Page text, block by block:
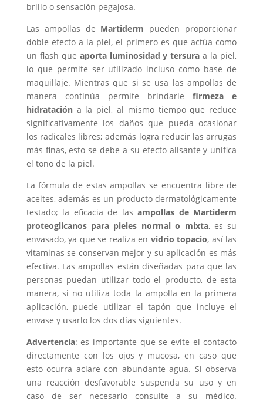
brillo o sensación pegajosa.
Las ampollas de Martiderm pueden proporcionar
doble efecto a la piel, el primero es que actúa como
un flash que aporta luminosidad y tersura a la piel,
lo que permite ser utilizado incluso como base de
maquillaje. Mientras que si se usa las ampollas de
manera continúa permite brindarlefirmeza e
hidratacióna la piel, al mismo tiempo que reduce
significativamente los daños que pueda ocasionar
los radicales libres; además logra reducir las arrugas
más finas, esto se debe a su efecto alisante y unifica
el tono de la piel.
La fórmula de estas ampollas se encuentra libre de
aceites, además es un producto dermatológicamente
testado; la eficacia de lasampollas de Martiderm
proteoglicanos para pieles normal o mixta, es su
envasado, ya que se realiza en vidrio topacio, así las
vitaminas se conservan mejor y su aplicación es más
efectiva. Las ampollas están diseñadas para que las
personas puedan utilizar todo el producto, de esta
manera, si no utiliza toda la ampolla en la primera
aplicación, puede utilizar el tapón que incluye el
envase y usarlo los dos días siguientes.
Advertencia: es importante que se evite el contacto
directamente con los ojos y mucosa, en caso que
esto ocurra aclare con abundante agua. Si observa
una reacción desfavorable suspenda su uso y en
caso de ser necesario consulte a su médico.